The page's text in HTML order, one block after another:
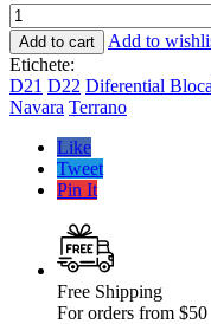
Cantitate
Diferential
Blocabil
Punte
Spate
TRE
TR201
Nissan
Navara,
Terrano,
D21,D22
Add to cart Add to
Etichete:
D21 D22 Diferential
Navara Terrano
Like
Tweet
Pin It
Free Shipping
For orders from $50